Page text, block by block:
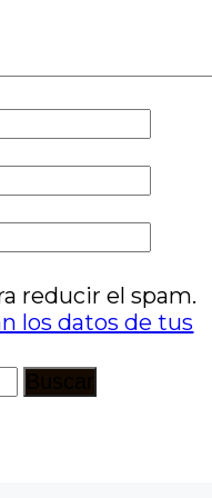
reducir el spam.
los datos de tus